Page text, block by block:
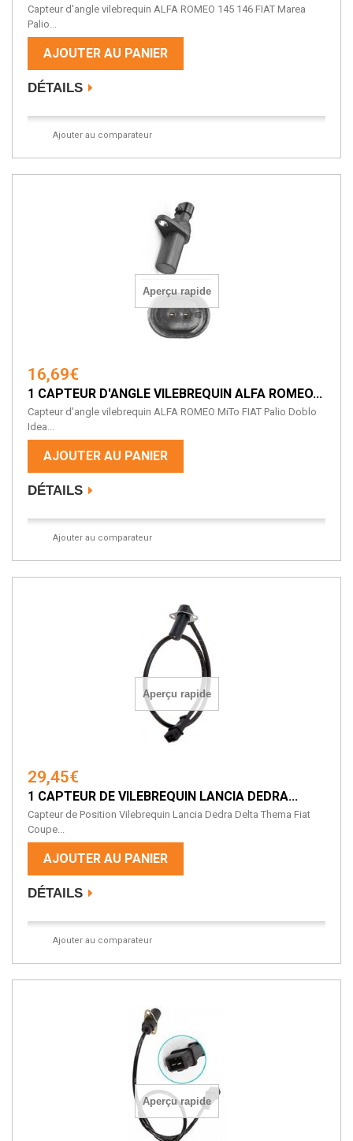
Capteur d'angle vilebrequin ALFA ROMEO 145 146 FIAT Marea
Palio...
AJOUTER AU PANIER
DÉTAILS
Ajouter au comparateur
Aperçu rapide
16,69€
1 CAPTEUR D'ANGLE VILEBREQUIN ALFA ROMEO...
Capteur d'angle vilebrequin ALFA ROMEO MiTo FIAT Palio Doblo
Idea...
AJOUTER AU PANIER
DÉTAILS
Ajouter au comparateur
Aperçu rapide
29,45€
1 CAPTEUR DE VILEBREQUIN LANCIA DEDRA...
Capteur de Position Vilebrequin Lancia Dedra Delta Thema Fiat
Coupe...
AJOUTER AU PANIER
DÉTAILS
Ajouter au comparateur
Aperçu rapide